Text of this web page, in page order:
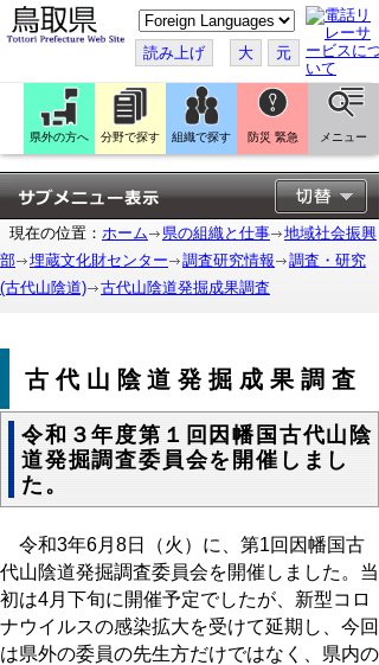
こ
の
ペ
ー
ジ
翻
訳
す
る
読み上げ 大 元
県外の方へ 分野で探す 組織で探す 防災 緊急 メニュー
現在の位置： ホーム 県の組織と仕事
地域社会振興
部
埋蔵文化財センター 調査研究情報
調査・研究
(古代山陰道)
古代山陰道発掘成果調査
古代山陰道発掘成果調査
令和３年度第１回因幡国古代山陰
道発掘調査委員会を開催しまし
た。
令和3年6月8日（火）に、第1回因幡国古
代山陰道発掘調査委員会を開催しました。当
初は4月下旬に開催予定でしたが、新型コロ
ナウイルスの感染拡大を受けて延期し、今回
は県外の委員の先生方だけではなく、県内の